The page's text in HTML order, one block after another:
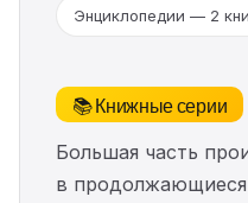
Энциклопедии — 2
📚 Книжные серии
Большая часть
в